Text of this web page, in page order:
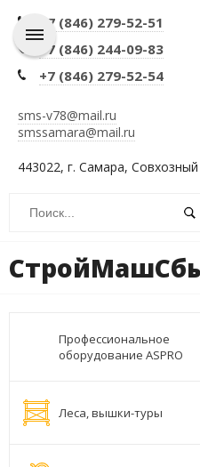
+7 (846) 279-52-51
+7 (846) 244-09-83
+7 (846) 279-52-54
sms-v78@mail.ru
smssamara@mail.ru
443022, г. Самара,
Профессиональное
оборудование ASPRO
Леса, вышки-туры